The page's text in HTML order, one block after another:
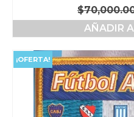
$
AÑADIR
¡OFERTA!